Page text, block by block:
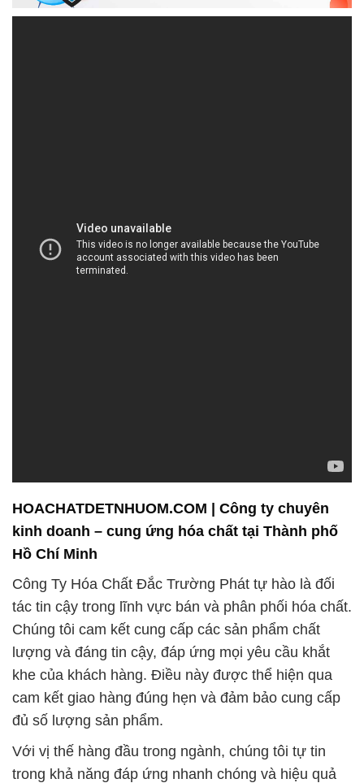
HOACHATDETNHUOM.COM | Công ty chuyên
kinh doanh – cung ứng hóa chất tại Thành phố
Hồ Chí Minh
Công Ty Hóa Chất Đắc Trường Phát tự hào là đối
tác tin cậy trong lĩnh vực bán và phân phối hóa chất.
Chúng tôi cam kết cung cấp các sản phẩm chất
lượng và đáng tin cậy, đáp ứng mọi yêu cầu khắt
khe của khách hàng. Điều này được thể hiện qua
cam kết giao hàng đúng hẹn và đảm bảo cung cấp
đủ số lượng sản phẩm.
Với vị thế hàng đầu trong ngành, chúng tôi tự tin
trong khả năng đáp ứng nhanh chóng và hiệu quả